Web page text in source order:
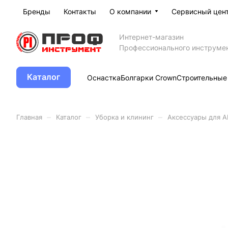
Бренды Контакты О компании Сервисный
Интернет-магазин
Профессионального
Каталог ОснасткаБолгарки Crown
Главная Каталог Уборка и клининг Аксессуары для